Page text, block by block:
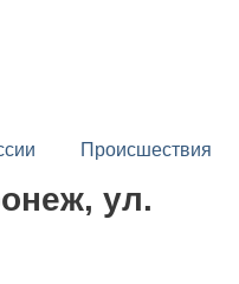
Происшествия
ул.